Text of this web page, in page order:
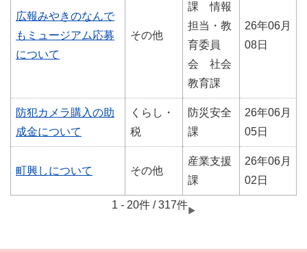
広報みやきのなんで
もミュージアム応募
について
その他
課 情報
担当・教
育委員
会 社会
教育課
26年06月
08日
防犯カメラ購入の助
成金について
くらし・
税
防災安全
課
26年06月
05日
町興しについて その他
産業支援
課
26年06月
02日
1 - 20件 / 317件